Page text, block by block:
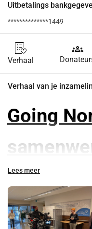
Uitbetalings
**************1449
Verhaal
groups
Verhaal van je
Going
Hart voor
Doel
geld inzamelen om van
Lees meer